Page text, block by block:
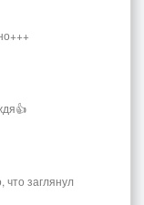
что заглянул